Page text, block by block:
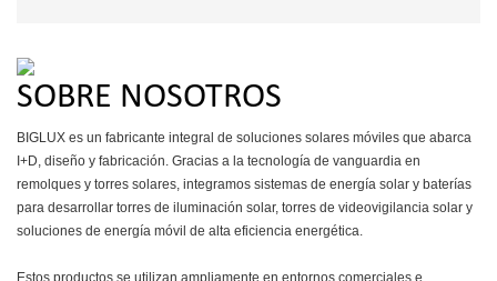
SOBRE NOSOTROS
BIGLUX es un fabricante integral de soluciones solares móviles que abarca
I+D, diseño y fabricación. Gracias a la tecnología de vanguardia en
remolques y torres solares, integramos sistemas de energía solar y baterías
para desarrollar torres de iluminación solar, torres de videovigilancia solar y
soluciones de energía móvil de alta eficiencia energética.
Estos productos se utilizan ampliamente en entornos comerciales e